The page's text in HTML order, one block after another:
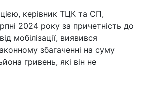
керівник ТЦК та СП,
2024 року за причетність до
мобілізації, виявився
збагаченні на суму
гривень, які він не